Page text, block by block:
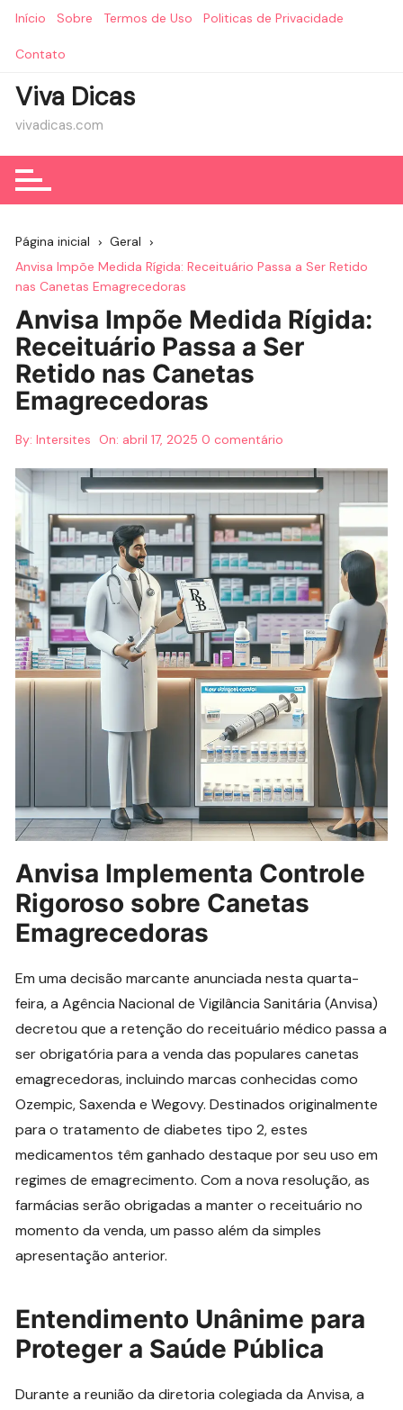
Início Sobre Termos de Uso Politicas de Privacidade
Contato
Viva Dicas
vivadicas.com
Página inicial
Geral
Anvisa Impõe Medida Rígida: Receituário Passa a Ser Retido
nas Canetas Emagrecedoras
Anvisa Impõe Medida Rígida:
Receituário Passa a Ser
Retido nas Canetas
Emagrecedoras
By: Intersites On: abril 17, 2025 0 comentário
Anvisa Implementa Controle
Rigoroso sobre Canetas
Emagrecedoras
Em uma decisão marcante anunciada nesta quarta-
feira, a Agência Nacional de Vigilância Sanitária (Anvisa)
decretou que a retenção do receituário médico passa a
ser obrigatória para a venda das populares canetas
emagrecedoras, incluindo marcas conhecidas como
Ozempic, Saxenda e Wegovy. Destinados originalmente
para o tratamento de diabetes tipo 2, estes
medicamentos têm ganhado destaque por seu uso em
regimes de emagrecimento. Com a nova resolução, as
farmácias serão obrigadas a manter o receituário no
momento da venda, um passo além da simples
apresentação anterior.
Entendimento Unânime para
Proteger a Saúde Pública
Durante a reunião da diretoria colegiada da Anvisa, a